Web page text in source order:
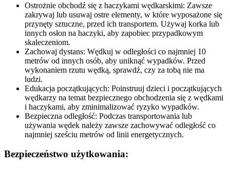
Ostrożnie obchodź się z haczykami wędkarskimi: Zawsze
zakrywaj lub usuwaj ostre elementy, w które wyposażone się
przynęty sztuczne, przed ich transportem. Używaj korka lub
innych osłon na haczyki, aby zapobiec przypadkowym
skaleczeniom.
Zachowaj dystans: Wędkuj w odległości co najmniej 10
metrów od innych osób, aby uniknąć wypadków. Przed
wykonaniem rzutu wędką, sprawdź, czy za tobą nie ma
ludzi.
Edukacja początkujących: Poinstruuj dzieci i początkujących
wędkarzy na temat bezpiecznego obchodzenia się z wędkami
i haczykami, aby zminimalizować ryzyko wypadków.
Bezpieczna odległość: Podczas transportowania lub
używania wędek należy zawsze zachowywać odległość co
najmniej sześciu metrów od linii energetycznych.
Bezpieczeństwo użytkowania: